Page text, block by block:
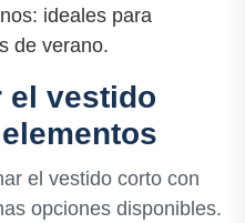
ideales para
de verano.
el vestido
el vestido corto con
opciones disponibles.